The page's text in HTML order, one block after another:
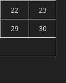
22
23
29
30